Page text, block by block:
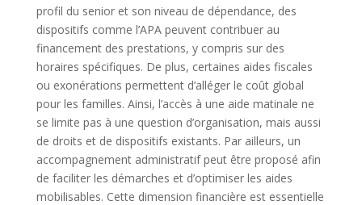
profil du senior et son niveau de dépendance, des
dispositifs comme l’APA peuvent contribuer au
financement des prestations, y compris sur des
horaires spécifiques. De plus, certaines aides fiscales
ou exonérations permettent d’alléger le coût global
pour les familles. Ainsi, l’accès à une aide matinale ne
se limite pas à une question d’organisation, mais aussi
de droits et de dispositifs existants. Par ailleurs, un
accompagnement administratif peut être proposé afin
de faciliter les démarches et d’optimiser les aides
mobilisables. Cette dimension financière est essentielle